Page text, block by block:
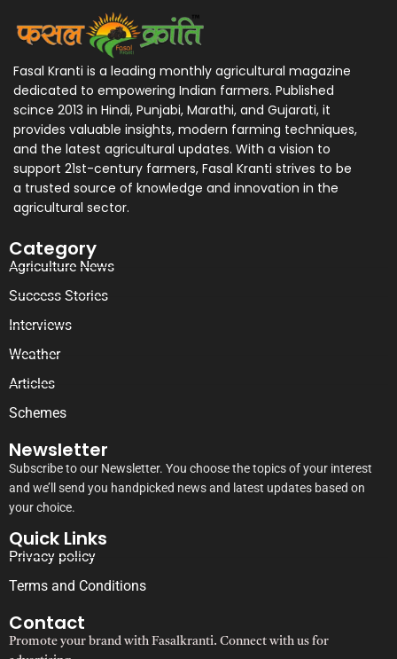
Fasal Kranti is a leading monthly agricultural magazine
dedicated to empowering Indian farmers. Published
scince 2013 in Hindi, Punjabi, Marathi, and Gujarati, it
provides valuable insights, modern farming techniques,
and the latest agricultural updates. With a vision to
support 21st-century farmers, Fasal Kranti strives to be
a trusted source of knowledge and innovation in the
agricultural sector.
Category
Agriculture News
Success Stories
Interviews
Weather
Articles
Schemes
Newsletter
Subscribe to our Newsletter. You choose the topics of your interest
and we’ll send you handpicked news and latest updates based on
your choice.
Quick Links
Privacy policy
Terms and Conditions
Contact
Promote your brand with Fasalkranti. Connect with us for